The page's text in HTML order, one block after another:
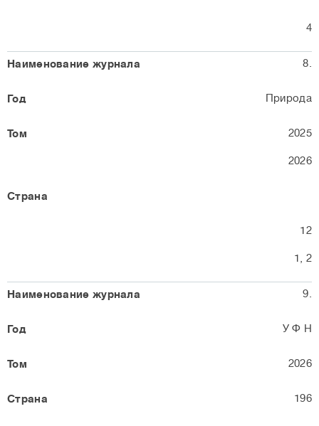
4
8.
Природа
2025
2026
12
1, 2
9.
У Ф Н
2026
196